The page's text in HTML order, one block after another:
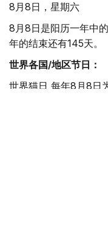
8月8日，星期六
8月8日是阳历一年中
年的结束还有145天。
世界各国/地区节日：
世界猫日 每年8月8日